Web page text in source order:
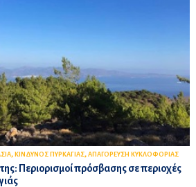
, ΚΙΝΔΥΝΟΣ ΠΥΡΚΑΓΙΑΣ, ΑΠΑΓΟΡΕΥΣΗ ΚΥΚΛΟΦΟΡΙΑΣ
Περιορισμοί πρόσβασης σε περιοχές